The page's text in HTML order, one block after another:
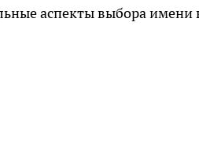
аспекты выбора имени